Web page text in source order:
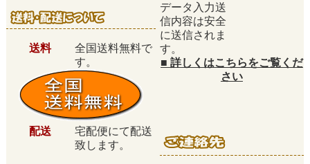
データ入力送
信内容は安全
に送信されま
す。
■ 詳しくはこちらをご覧くだ
さい
送料
全国送料無料で
す。
配送
宅配便にて配送
致します。